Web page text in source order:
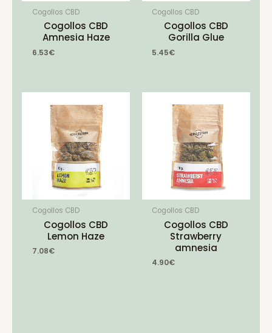
Cogollos CBD
Cogollos CBD
Amnesia Haze
6.53€
Cogollos CBD
Cogollos CBD
Gorilla Glue
5.45€
Cogollos CBD
Cogollos CBD
Lemon Haze
7.08€
Cogollos CBD
Cogollos CBD
Strawberry
amnesia
4.90€